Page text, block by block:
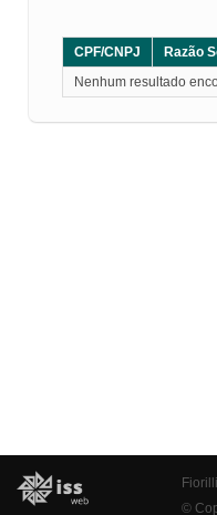
CPF/CNPJ Razão
Nenhum resultado
©